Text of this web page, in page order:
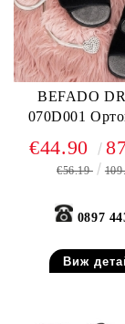
BEFADO
070D001
затворена
€44.90
€56.19
0897
Виж